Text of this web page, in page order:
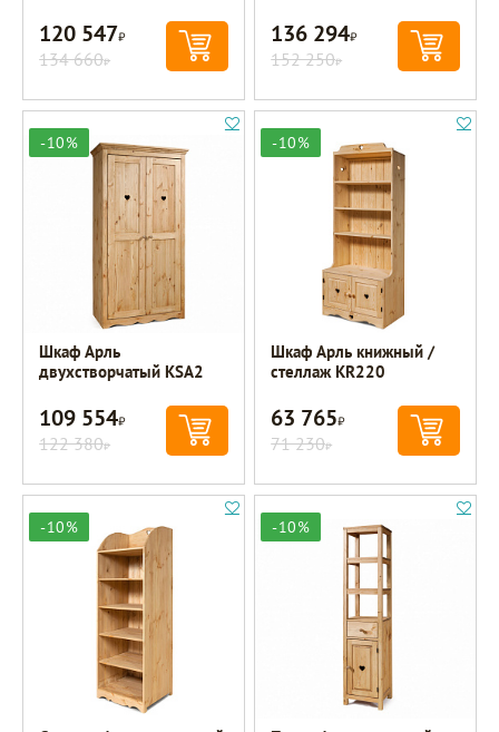
120 547Р
134 660Р
136 294Р
152 250Р
-10%
Шкаф Арль
двухстворчатый KSA2
109 554Р
122 380Р
-10%
Шкаф Арль книжный /
стеллаж KR220
63 765Р
71 230Р
-10% -10%